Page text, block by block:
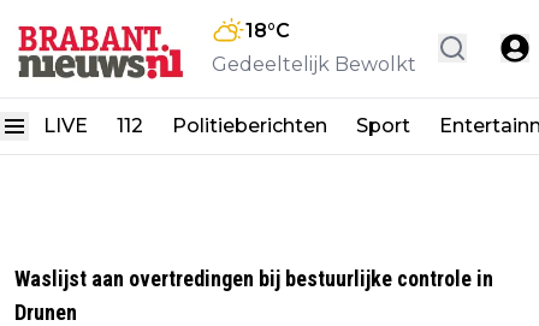
18°C
Gedeeltelijk Bewolkt
LIVE 112 Politieberichten Sport
Waslijst aan overtredingen bij bestuurlijke controle in
Drunen